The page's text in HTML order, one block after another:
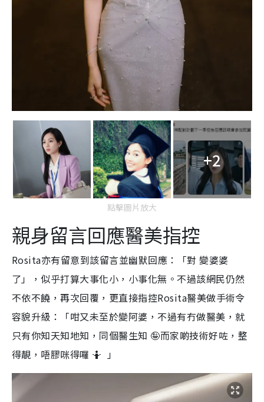
+2
點擊圖片放大
親身留言回應醫美指控
Rosita亦有留意到該留言並幽默回應：「對 變婆婆
了」，似乎打算大事化小，小事化無。不過該網民仍然
不依不饒，再次回覆，更直接指控Rosita醫美做手術令
容貌升級：「咁又未至於變阿婆，不過有冇做醫美，就
只有你知天知地知，同個醫生知 🤪而家啲技術好咗，整
得靚，唔膠咪得囉 🤷 」